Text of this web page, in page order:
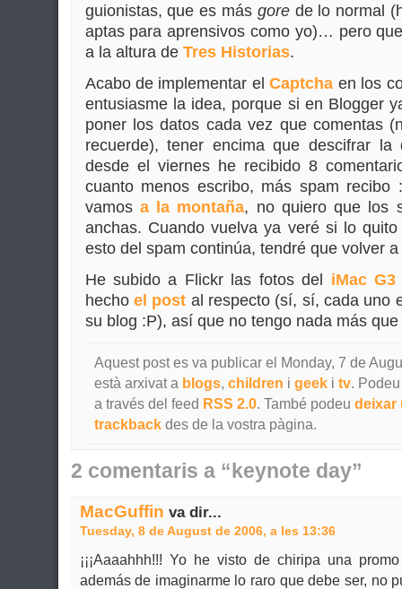
guionistas, que es más gorede lo normal
aptas para aprensivos como yo)… pero
a la altura de Tres Historias.
Acabo de implementar elCaptcha en los
entusiasme la idea, porque si en Blogger
poner los datos cada vez que comentas
recuerde), tener encima que descifrar
desde el viernes he recibido 8
cuanto menos escribo, más spam recibo
vamos a la montaña, no quiero que los
anchas. Cuando vuelva ya veré si lo
esto del spam continúa, tendré que volver
He subido a Flickr las fotos del iMac G3
hecho el post al respecto (sí, sí, cada uno
su blog :P), así que no tengo nada más que
Aquest post es va publicar el Monday, 7 de
està arxivat a blogs, children i geeki tv.
a través del feed RSS 2.0. També podeu deixar
trackbackdes de la vostra pàgina.
2 comentaris a “keynote day”
MacGuffin va dir...
Tuesday, 8 de August de 2006, a les 13:36
¡¡¡Aaaahhh!!! Yo he visto de chiripa una
además de imaginarme lo raro que debe ser, no